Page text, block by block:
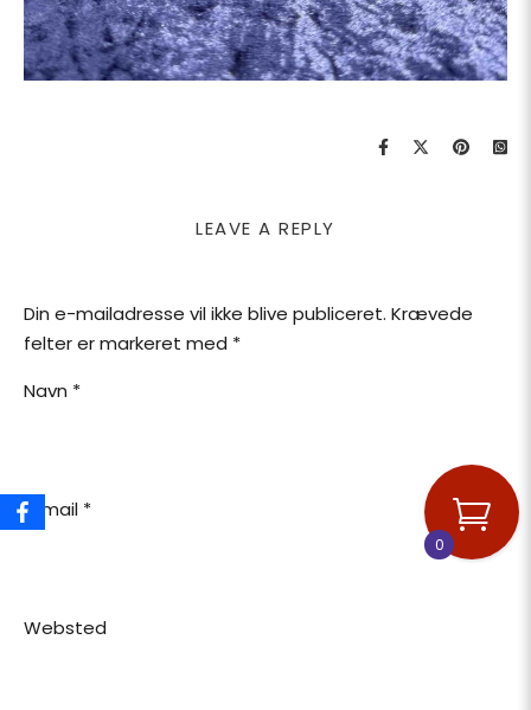
LEAVE A REPLY
Din e-mailadresse vil ikke blive publiceret. Krævede
felter er markeret med *
Navn *
E-mail *
Websted
0